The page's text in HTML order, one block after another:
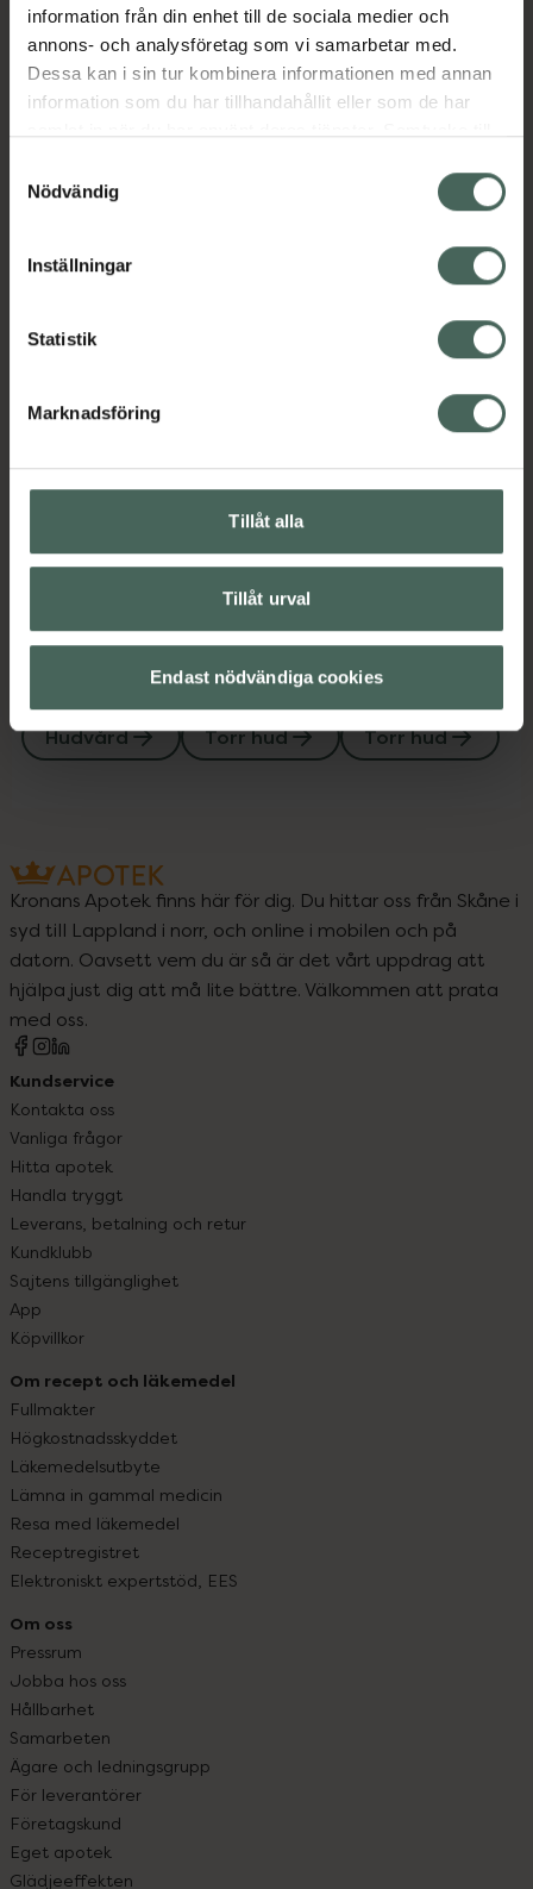
information från din enhet till de sociala medier och
annons- och analysföretag som vi samarbetar med.
Dessa kan i sin tur kombinera informationen med annan
information som du har tillhandahållit eller som de har
återkalla ditt samtycke via webbplatsens
cookieinställningar. Ett återkallat samtycke påverkar inte
lagligheten av behandling som skett innan återkallelsen.
Nödvändig
Inställningar
Statistik
Marknadsföring
Tillåt alla
Tillåt urval
Endast nödvändiga cookies
Jämförpris 488,24 kr/ kg
EAN:07350041585077
Kategorier:
HudbesvärHudbesvärHudvårdTorr hud
Visa
Instruktioner Visa
Bipacksedel från FASS Visa
Produktmärkningar och konsumentguider
Upptäck flera produkter inom
Hudbesvär
Hudvård
Torr hud Torr hud
Kronans Apotek finns här för dig. Du hittar oss från Skåne i
syd till Lappland i norr, och online i mobilen och på
datorn. Oavsett vem du är så är det vårt uppdrag att
hjälpa just dig att må lite bättre. Välkommen att prata
med oss.
Kundservice
Kontakta oss
Vanliga frågor
Hitta apotek
Handla tryggt
Leverans, betalning och retur
Kundklubb
Sajtens tillgänglighet
App
Köpvillkor
Om recept och läkemedel
Fullmakter
Högkostnadsskyddet
Läkemedelsutbyte
Lämna in gammal medicin
Resa med läkemedel
Receptregistret
Elektroniskt expertstöd, EES
Om oss
Pressrum
Jobba hos oss
Hållbarhet
Samarbeten
Ägare och ledningsgrupp
För leverantörer
Företagskund
Eget apotek
Glädjeeffekten